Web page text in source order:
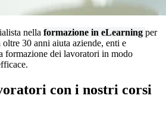
nella formazione in eLearning per
30 anni aiuta aziende, enti e
formazione dei lavoratori in modo
con i nostri corsi